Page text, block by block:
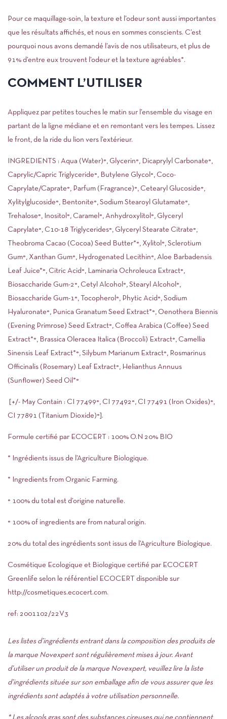
Pour ce maquillage-soin, la texture et l’odeur sont aussi importantes
que les résultats affichés, et nous en sommes conscients. C’est
pourquoi nous avons demandé l’avis de nos utilisateurs, et plus de
91% d’entre eux trouvent l’odeur et la texture agréables*.
COMMENT L’UTILISER
Appliquez par petites touches le matin sur l’ensemble du visage en
partant de la ligne médiane et en remontant vers les tempes. Lissez
le front, de la ride du lion vers l’extérieur.
INGREDIENTS : Aqua (Water)°, Glycerin°, Dicaprylyl Carbonate°,
Caprylic/Capric Triglyceride°, Butylene Glycol°, Coco-
Caprylate/Caprate°, Parfum (Fragrance)°, Cetearyl Glucoside°,
Xylitylglucoside°, Bentonite°, Sodium Stearoyl Glutamate°,
Trehalose°, Inositol°, Caramel°, Anhydroxylitol°, Glyceryl
Caprylate°, C10-18 Triglycerides°, Glyceryl Stearate Citrate°,
Theobroma Cacao (Cocoa) Seed Butter*°, Xylitol°, Sclerotium
Gum°, Xanthan Gum°, Hydrogenated Lecithin°, Aloe Barbadensis
Leaf Juice*°, Citric Acid°, Laminaria Ochroleuca Extract°,
Biosaccharide Gum-2°, Cetyl Alcohol°, Stearyl Alcohol°,
Biosaccharide Gum-1°, Tocopherol°, Phytic Acid°, Sodium
Hyaluronate°, Punica Granatum Seed Extract*°, Oenothera Biennis
(Evening Primrose) Seed Extract°, Coffea Arabica (Coffee) Seed
Extract*°, Brassica Oleracea Italica (Broccoli) Extract°, Camellia
Sinensis Leaf Extract*°, Silybum Marianum Extract°, Rosmarinus
Officinalis (Rosemary) Leaf Extract°, Helianthus Annuus
(Sunflower) Seed Oil*°
[+/- May Contain : CI 77499°, CI 77492°, CI 77491 (Iron Oxides)°,
CI 77891 (Titanium Dioxide)°].
Formule certifié par ECOCERT : 100% O.N 20% BIO
* Ingrédients issus de l’Agriculture Biologique.
* Ingredients from Organic Farming.
° 100% du total est d’origine naturelle.
° 100% of ingredients are from natural origin.
20% du total des ingrédients sont issus de l’Agriculture Biologique.
Cosmétique Ecologique et Biologique certifié par ECOCERT
Greenlife selon le référentiel ECOCERT disponible sur
http://cosmetiques.ecocert.com.
ref: 2001102/22V3
Les listes d’ingrédients entrant dans la composition des produits de
la marque Novexpert sont régulièrement mises à jour. Avant
d’utiliser un produit de la marque Novexpert, veuillez lire la liste
d’ingrédients située sur son emballage afin de vous assurer que les
ingrédients sont adaptés à votre utilisation personnelle.
* Les alcools gras sont des substances cireuses qui ne contiennent